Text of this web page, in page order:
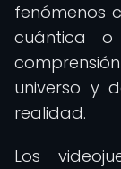
fenómenos
cuántica o
universo y
realidad.
Los